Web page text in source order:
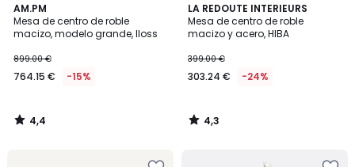
AM.PM
Mesa de centro de roble
macizo, modelo grande, Iloss
899.00 €
764.15 € -15%
4,4
/ 5
4,4
/
LA REDOUTE INTERIEURS
Mesa de centro de roble
macizo y acero, HIBA
399.00 €
303.24 € -24%
4,3
/ 5
4,3
/